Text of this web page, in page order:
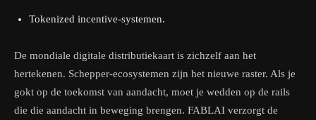
Tokenized incentive-systemen.
De mondiale digitale distributiekaart is zichzelf aan het
hertekenen. Schepper-ecosystemen zijn het nieuwe raster. Als je
gokt op de toekomst van aandacht, moet je wedden op de rails
die die aandacht in beweging brengen. FABLAI verzorgt de